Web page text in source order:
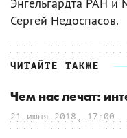
Сергей Недоспасов.
ЧИТАЙТЕ ТАКЖЕ
Чем нас лечат:
21 июня 2018, 17:00